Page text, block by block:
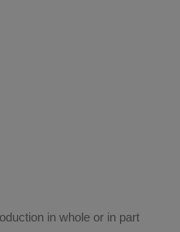
in whole or in part